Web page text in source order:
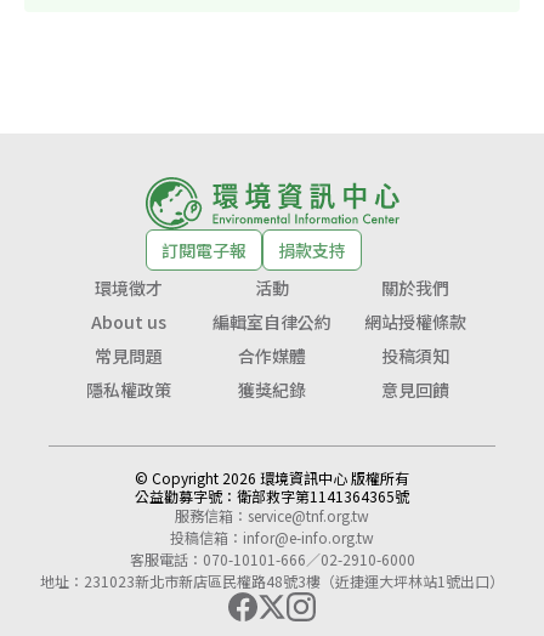
訂閱電子報
捐款支持
環境徵才
活動
關於我們
About us
編輯室自律公約
網站授權條款
常見問題
合作媒體
投稿須知
隱私權政策
獲獎紀錄 意見回饋
© Copyright 2026 環境資訊中心 版權所有
公益勸募字號： 衛部救字第1141364365號
服務信箱： service@tnf.org.tw
投稿信箱： infor@e-info.org.tw
客服電話：070-10101-666／02-2910-6000
地址：231023新北市新店區民權路48號3樓（近捷運大坪林站1號出口）